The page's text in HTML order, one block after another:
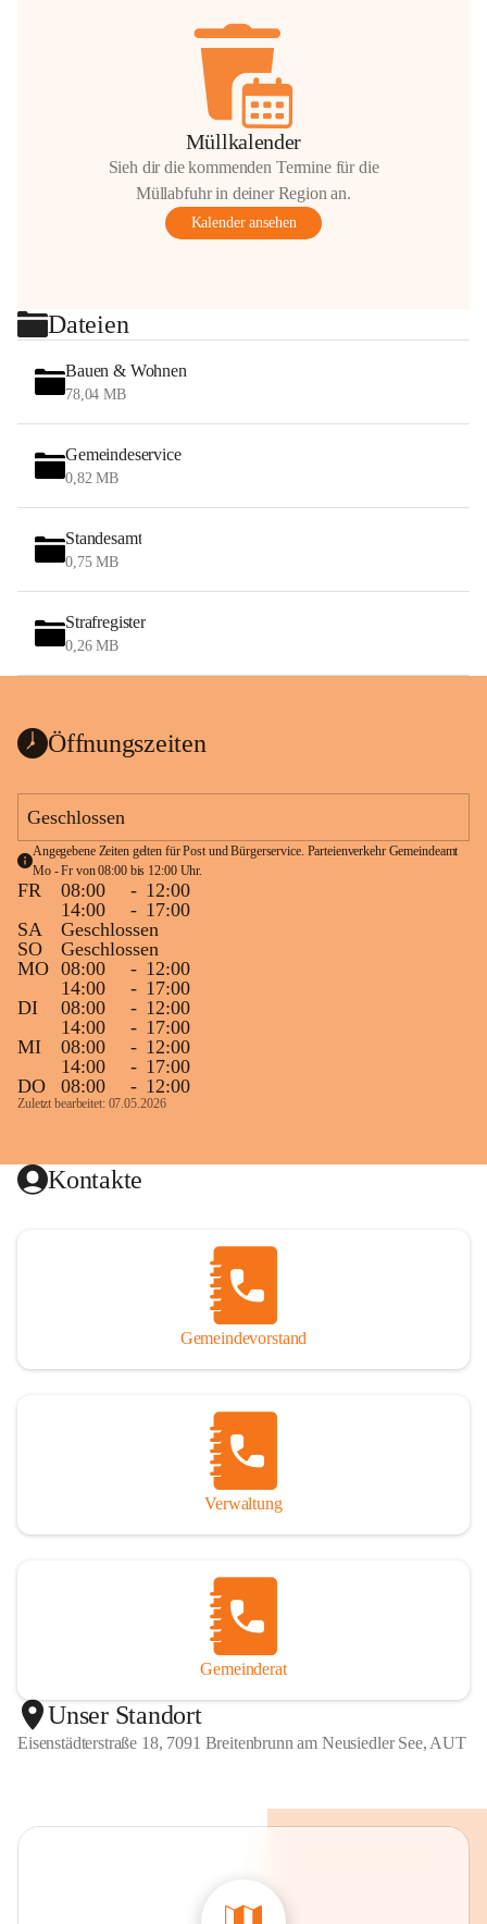
Müllkalender
Sieh dir die kommenden Termine für die
Müllabfuhr in deiner Region an.
Kalender ansehen
Dateien
Bauen & Wohnen
78,04 MB
Gemeindeservice
0,82 MB
Standesamt
0,75 MB
Strafregister
0,26 MB
Öffnungszeiten
Geschlossen
Angegebene Zeiten gelten für Post und Bürgerservice. Parteienverkehr Gemeindeamt
Mo - Fr von 08:00 bis 12:00 Uhr.
FR 08:00 - 12:00
14:00
- 17:00
SA
Geschlossen
SO
Geschlossen
MO 08:00 - 12:00
14:00
- 17:00
DI
08:00 - 12:00
14:00
- 17:00
MI
08:00 - 12:00
14:00
- 17:00
DO
08:00 - 12:00
Zuletzt bearbeitet: 07.05.2026
Kontakte
Gemeindevorstand
Verwaltung
Gemeinderat
Unser Standort
Eisenstädterstraße 18, 7091 Breitenbrunn am Neusiedler See, AUT